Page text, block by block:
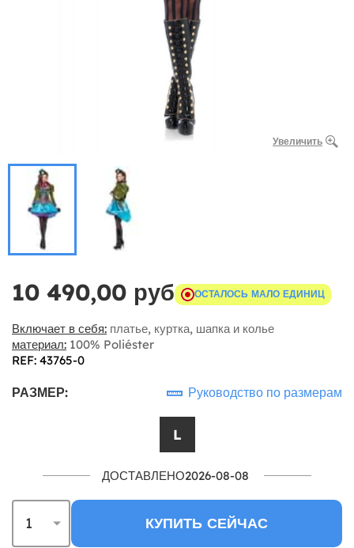
Увеличить
10 490,00 руб ОСТАЛОСЬ МАЛО ЕДИНИЦ
Включает в себя: платье, куртка, шапка и колье
материал: 100% Poliéster
REF: 43765-0
РАЗМЕР: Руководство по размерам
L
ДОСТАВЛЕНО2026-08-08
КУПИТЬ СЕЙЧАС